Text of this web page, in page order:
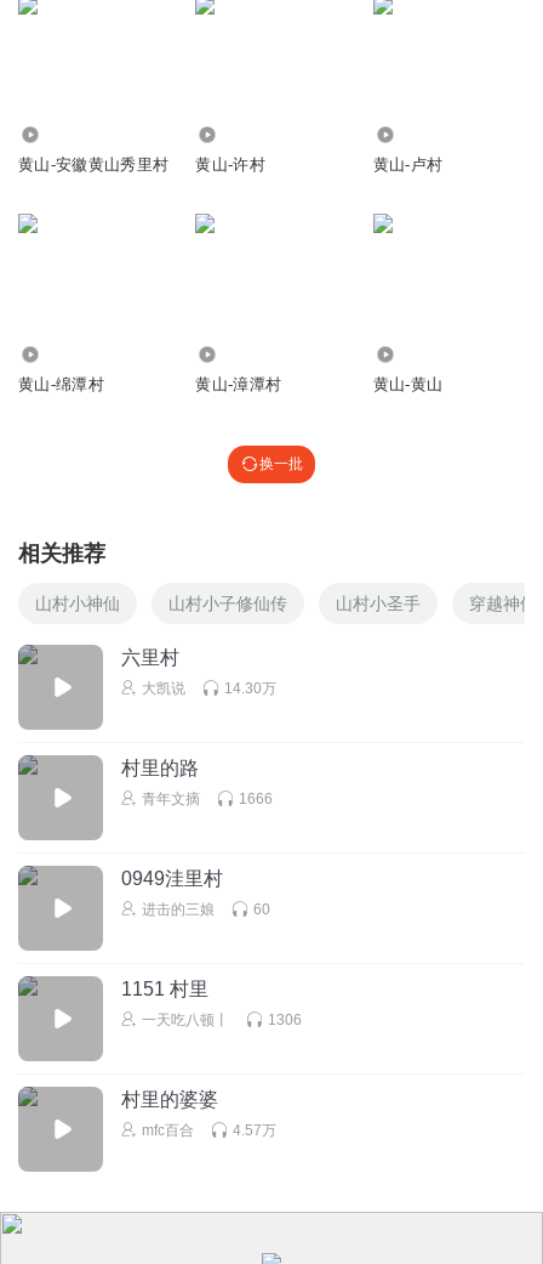
黄山-安徽黄山秀里村 黄山-许村 黄山-卢村
黄山-绵潭村 黄山-漳潭村 黄山-黄山
换一批
相关推荐
山村小神仙 山村小子修仙传 山村小圣手 穿越神仙
六里村
大凯说 14.30万
村里的路
青年文摘 1666
0949洼里村
进击的三娘 60
1151 村里
一天吃八顿丨 1306
村里的婆婆
mfc百合 4.57万